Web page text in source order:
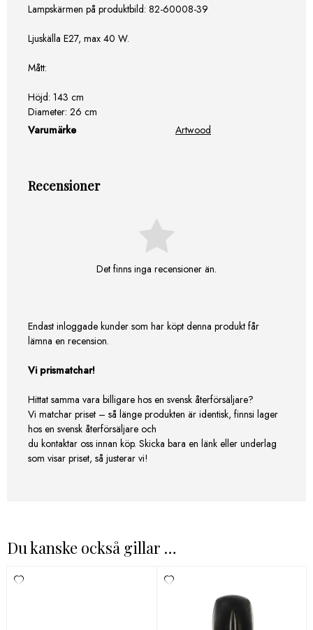
Lampskärmen på produktbild: 82-60008-39
Ljuskälla E27, max 40 W.
Mått:
Höjd: 143 cm
Diameter: 26 cm
Varumärke
Artwood
Recensioner
Det finns inga recensioner än.
Endast inloggade kunder som har köpt denna produkt får
lämna en recension.
Vi prismatchar!
Hittat samma vara billigare hos en svensk återförsäljare?
Vi matchar priset – så länge produkten är identisk, finnsi lager
hos en svensk återförsäljare och
du kontaktar oss innan köp. Skicka bara en länk eller underlag
som visar priset, så justerar vi!
Du kanske också gillar …